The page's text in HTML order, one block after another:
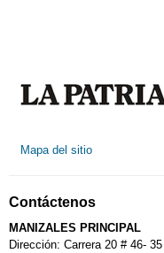
Calendario Tributario
Mapa del sitio
Contáctenos
MANIZALES PRINCIPAL
Dirección: Carrera 20 # 46- 35